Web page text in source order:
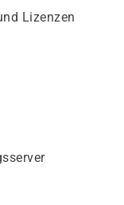
Lizenzen